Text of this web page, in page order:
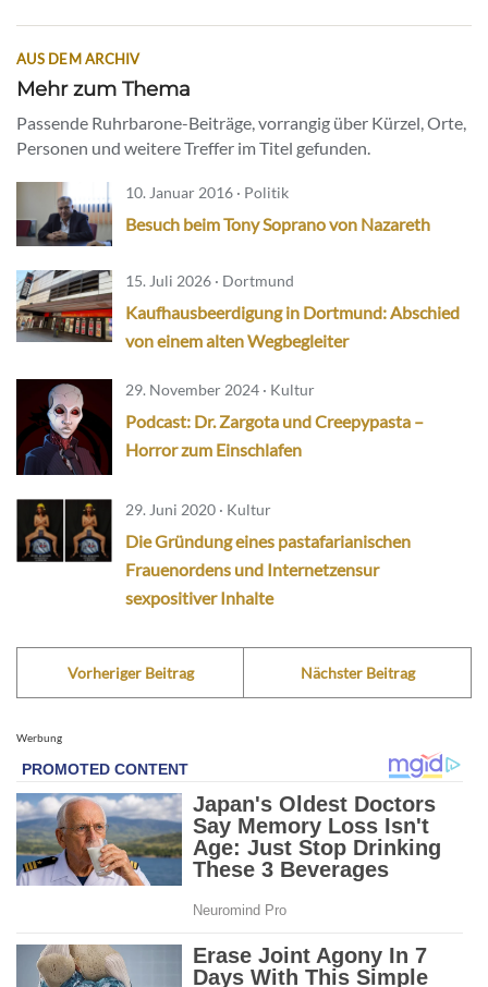
AUS DEM ARCHIV
Mehr zum Thema
Passende Ruhrbarone-Beiträge, vorrangig über Kürzel, Orte,
Personen und weitere Treffer im Titel gefunden.
10. Januar 2016 · Politik
Besuch beim Tony Soprano von Nazareth
15. Juli 2026 · Dortmund
Kaufhausbeerdigung in Dortmund: Abschied
von einem alten Wegbegleiter
29. November 2024 · Kultur
Podcast: Dr. Zargota und Creepypasta –
Horror zum Einschlafen
29. Juni 2020 · Kultur
Die Gründung eines pastafarianischen
Frauenordens und Internetzensur
sexpositiver Inhalte
Vorheriger Beitrag Nächster Beitrag
Werbung